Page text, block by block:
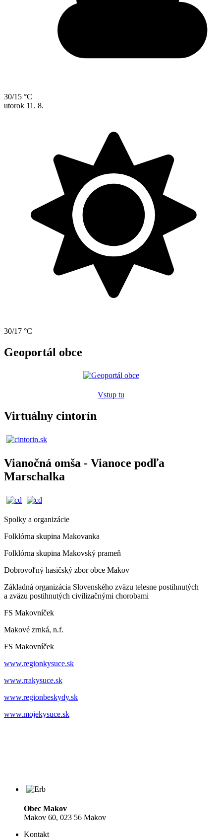
30/15 °C
utorok 11. 8.
30/17 °C
Geoportál obce
Vstup tu
Virtuálny cintorín
Vianočná omša - Vianoce podľa
Marschalka
Spolky a organizácie
Folklórna skupina Makovanka
Folklórna skupina Makovský prameň
Dobrovoľný hasičský zbor obce Makov
Základná organizácia Slovenského zväzu telesne postihnutých
a zväzu postihnutých civilizačnými chorobami
FS Makovníček
Makové zrnká, n.f.
FS Makovníček
www.regionkysuce.sk
www.rrakysuce.sk
www.regionbeskydy.sk
www.mojekysuce.sk
Obec Makov
Makov 60, 023 56 Makov
Kontakt